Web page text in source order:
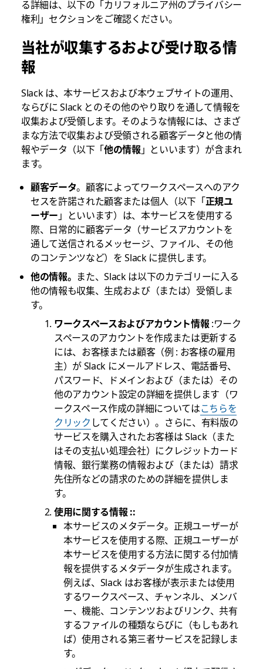
る詳細は、以下の「カリフォルニア州のプライバシー
権利」セクションをご確認ください。
当社が収集するおよび受け取る情
報
Slack は、本サービスおよび本ウェブサイトの運用、
ならびに Slack とのその他のやり取りを通して情報を
収集および受領します。そのような情報には、さまざ
まな方法で収集および受領される顧客データと他の情
報やデータ（以下「他の情報 」といいます）が含まれ
ます。
顧客データ。顧客によってワークスペースへのアク
セスを許諾された顧客または個人（以下「正規ユ
ーザー 」といいます）は、本サービスを使用する
際、日常的に顧客データ（サービスアカウントを
通して送信されるメッセージ、ファイル、その他
のコンテンツなど）を Slack に提供します。
他の情報。 また、Slack は以下のカテゴリーに入る
他の情報も収集、生成および（または）受領しま
す。
ワークスペースおよびアカウント情報 :ワーク
スペースのアカウントを作成または更新する
には、お客様または顧客（例 : お客様の雇用
主）が Slack にメールアドレス、電話番号、
パスワード、ドメインおよび（または）その
他のアカウント設定の詳細を提供します（ワ
ークスペース作成の詳細についてはこちらを
クリック してください）。さらに、有料版の
サービスを購入されたお客様は Slack（また
はその支払い処理会社）にクレジットカード
情報、銀行業務の情報および（または）請求
先住所などの請求のための詳細を提供しま
す。
使用に関する情報 ::
本サービスのメタデータ。正規ユーザーが
本サービスを使用する際、正規ユーザーが
本サービスを使用する方法に関する付加情
報を提供するメタデータが生成されます。
例えば、Slack はお客様が表示または使用
するワークスペース、チャンネル、メンバ
ー、機能、コンテンツおよびリンク、共有
するファイルの種類ならびに（もしもあれ
ば）使用される第三者サービスを記録しま
す。